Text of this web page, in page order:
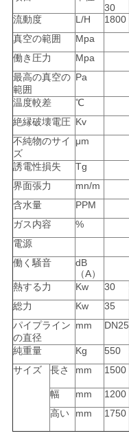
し
な
さ
い
地
図
PRIVACY
POLICY
30
流動度
L/H 1800
真空の範囲
Mpa
働き圧力
Mpa
最高の真空の
範囲
Pa
温度較差 ℃
絶縁破壊電圧 Kv
不純物のサイ
ズ
μm
誘電性損失 Tg
界面張力
mn/m
含水量
PPM
ガス内容
%
電源
働く騒音
dB
（A）
熱する力 Kw 30
総力
Kw 35
パイプライン
の直径
mm DN25
純重量 Kg 550
サイズ
長さ mm 1500
幅 mm 1200
高い
mm 1750